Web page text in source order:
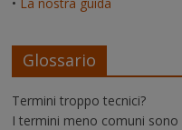
Glossario
Termini troppo tecnici?
I termini meno comuni sono